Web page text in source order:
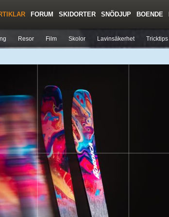
Resor Film Skolor Lavinsäkerhet Tricktips
FORUM SKIDORTER SNÖDJUP BOENDE